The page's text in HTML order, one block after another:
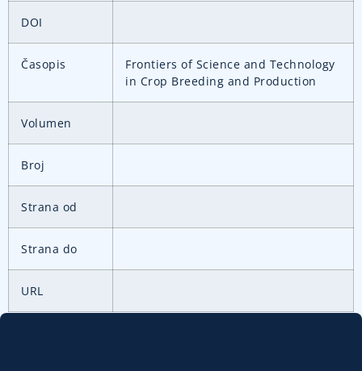
DOI
Časopis
Frontiers of Science and Technology
in Crop Breeding and Production
Volumen
Broj
Strana od
Strana do
URL